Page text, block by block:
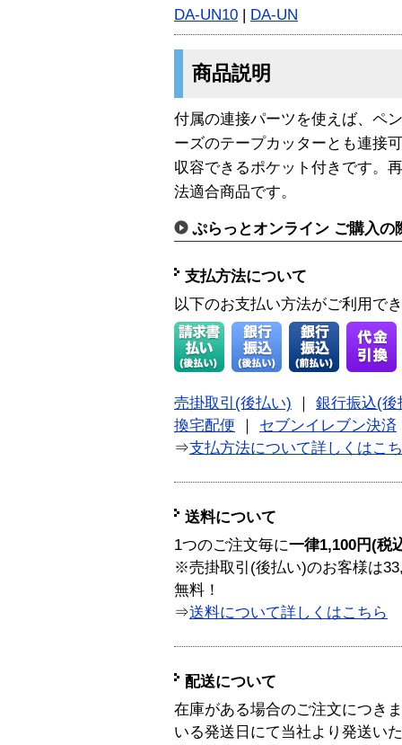
DA-UN10 | DA-UN
商品説明
付属の連接パーツを使えば、ペ
ーズのテープカッターとも連接
収容できるポケット付きです。
法適合商品です。
ぷらっとオンライン ご購入の
支払方法について
以下のお支払い方法がご利用で
売掛取引(後払い)
銀行振込(後
換宅配便
セブンイレブン決済
⇒支払方法について詳しくはこ
送料について
1つのご注文毎に一律1,100円(税
※売掛取引(後払い)のお客様は
無料！
⇒送料について詳しくはこちら
配送について
在庫がある場合のご注文につき
いる発送日にて当社より発送い